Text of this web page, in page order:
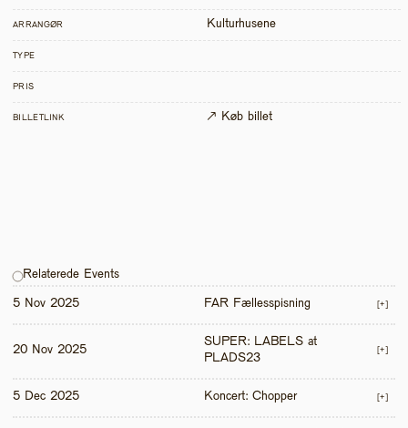
ARRANGØR Kulturhusene
TYPE
PRIS
BILLETLINK ↗ Køb billet
Relaterede Events
5 Nov 2025 FAR Fællesspisning [+]
20 Nov 2025
SUPER: LABELS at
PLADS23
[+]
5 Dec 2025 Koncert: Chopper [+]